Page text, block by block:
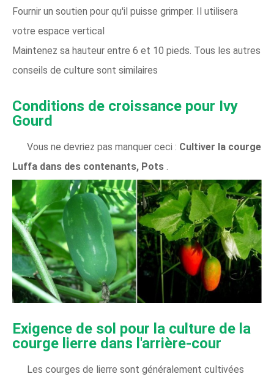
Fournir un soutien pour qu'il puisse grimper. Il utilisera
votre espace vertical
Maintenez sa hauteur entre 6 et 10 pieds. Tous les autres
conseils de culture sont similaires
Conditions de croissance pour Ivy
Gourd
Vous ne devriez pas manquer ceci : Cultiver la courge
Luffa dans des contenants, Pots .
Exigence de sol pour la culture de la
courge lierre dans l'arrière-cour
Les courges de lierre sont généralement cultivées